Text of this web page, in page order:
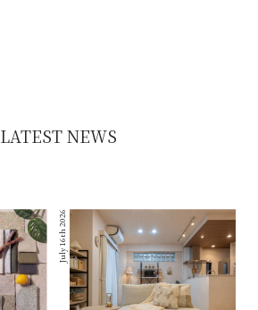
LATEST NEWS
July 16th 2026